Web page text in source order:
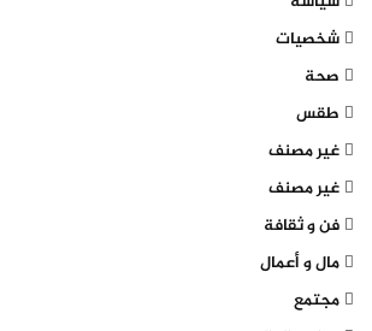
شخصيات
صحة
طقس
غير مصنف
غير مصنف
فن و ثقافة
مال و أعمال
مجتمع